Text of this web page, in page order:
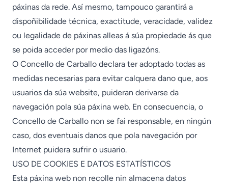
páxinas da rede. Así mesmo, tampouco garantirá a
dispoñibilidade técnica, exactitude, veracidade, validez
ou legalidade de páxinas alleas á súa propiedade ás que
se poida acceder por medio das ligazóns.
O Concello de Carballo declara ter adoptado todas as
medidas necesarias para evitar calquera dano que, aos
usuarios da súa website, puideran derivarse da
navegación pola súa páxina web. En consecuencia, o
Concello de Carballo non se fai responsable, en ningún
caso, dos eventuais danos que pola navegación por
Internet puidera sufrir o usuario.
USO DE COOKIES E DATOS ESTATÍSTICOS
Esta páxina web non recolle nin almacena datos